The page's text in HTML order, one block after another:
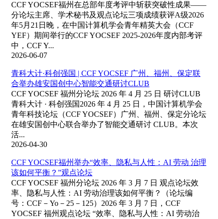
CCF YOCSEF福州在总部年度考评中斩获突破性成果——
分论坛主席、学术秘书及观点论坛三项成绩获评A级2026
年5月21日晚，在中国计算机学会青年精英大会（CCF
YEF）期间举行的CCF YOCSEF 2025-2026年度内部考评
中，CCF Y...
2026-06-07
青科大计·科创强国 | CCF YOCSEF 广州、福州、保定联
合举办雄安国创中心智能交通研讨CLUB
CCF YOCSEF 福州分论坛 2026 年 4 月 25 日 研讨CLUB
青科大计 · 科创强国2026 年 4 月 25 日，中国计算机学会
青年科技论坛（CCF YOCSEF）广州、福州、保定分论坛
在雄安国创中心联合举办了智能交通研讨 CLUB。本次
活...
2026-04-30
CCF YOCSEF福州举办“效率、隐私与人性：AI 劳动 治理
该如何平衡？”观点论坛
CCF YOCSEF 福州分论坛 2026 年 3 月 7 日 观点论坛效
率、隐私与人性：AI 劳动治理该如何平衡？（论坛编
号：CCF－Yo－25－125）2026 年 3 月 7 日，CCF
YOCSEF 福州观点论坛 “效率、隐私与人性：AI 劳动治